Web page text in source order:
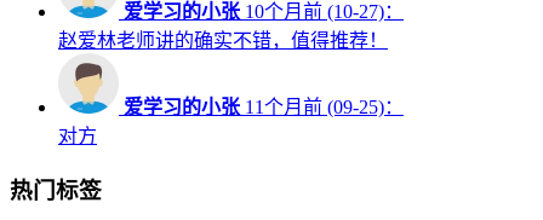
爱学习的小张 10个月前 (10-27)：
赵爱林老师讲的确实不错，值得推荐！
爱学习的小张 11个月前 (09-25)：
对方
热门标签